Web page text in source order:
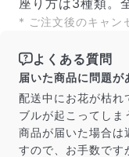
* ご注文後のキャン
よくある質問
届いた商品に問題が
配送中にお花が枯れ
ブルが起こってしま
商品が届いた場合は
すので、お手数です